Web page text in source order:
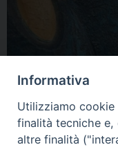
Informativa
Utilizziamo
finalità tecniche e,
altre finalità